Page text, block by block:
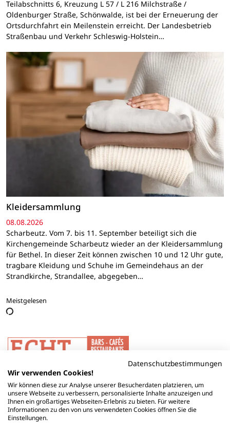
Teilabschnitts 6, Kreuzung L 57 / L 216 Milchstraße /
Oldenburger Straße, Schönwalde, ist bei der Erneuerung der
Ortsdurchfahrt ein Meilenstein erreicht. Der Landesbetrieb
Straßenbau und Verkehr Schleswig-Holstein…
Kleidersammlung
08.08.2026
Scharbeutz. Vom 7. bis 11. September beteiligt sich die
Kirchengemeinde Scharbeutz wieder an der Kleidersammlung
für Bethel. In dieser Zeit können zwischen 10 und 12 Uhr gute,
tragbare Kleidung und Schuhe im Gemeindehaus an der
Strandkirche, Strandallee, abgegeben…
Meistgelesen
Datenschutzbestimmungen
Wir verwenden Cookies!
Wir können diese zur Analyse unserer Besucherdaten platzieren, um
unsere Webseite zu verbessern, personalisierte Inhalte anzuzeigen und
Ihnen ein großartiges Webseiten-Erlebnis zu bieten. Für weitere
Informationen zu den von uns verwendeten Cookies öffnen Sie die
Einstellungen.